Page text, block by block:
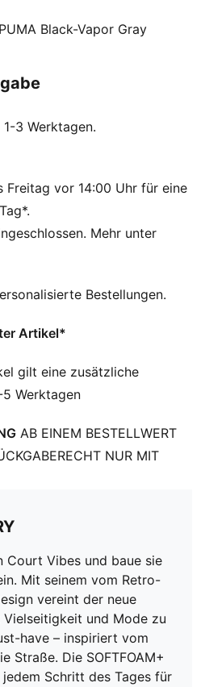
vom Retro-Tennis
der neue Court Classic
zu einem ikonischen
Innensohle sorgt bei jedem
Dämpfung und
besteht zu mindestens
und der untere Teil
Materialien.
Innensohle mit Step-in-
Ferse für eine
Black-Vapor Gray
3 Werktagen.
Freitag vor 14:00 Uhr für eine
Mehr unter
Bestellungen.
Artikel*
gilt eine zusätzliche
Werktagen
AB EINEM BESTELLWERT
NUR MIT
Court Vibes und baue sie
Mit seinem vom Retro-
vereint der neue
und Mode zu
have – inspiriert vom
Straße. Die SOFTFOAM+
Schritt des Tages für